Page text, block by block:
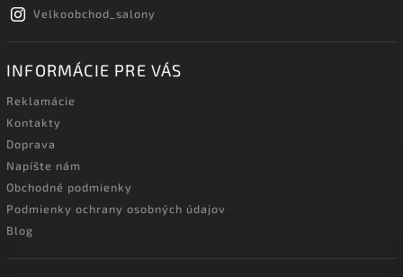
Velkoobchod_salony
INFORMÁCIE PRE VÁS
Reklamácie
Kontakty
Doprava
Napíšte nám
Obchodné podmienky
Podmienky ochrany osobných údajov
Blog